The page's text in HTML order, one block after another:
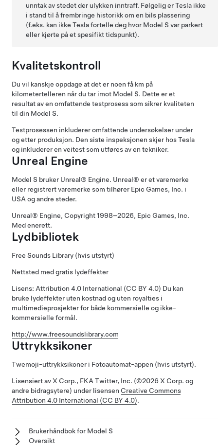
unntak av stedet der ulykken inntraff. Følgelig er Tesla ikke
i stand til å frembringe historikk om en bils plassering
(f.eks. kan ikke Tesla fortelle deg hvor Model S var parkert
eller kjørte på et spesifikt tidspunkt).
Kvalitetskontroll
Du vil kanskje oppdage at det er noen få km på
kilometertelleren når du tar imot Model S. Dette er et
resultat av en omfattende testprosess som sikrer kvaliteten
til din Model S.
Testprosessen inkluderer omfattende undersøkelser under
og etter produksjon. Den siste inspeksjonen skjer hos Tesla
og inkluderer en veitest som utføres av en tekniker.
Unreal Engine
Model S bruker Unreal® Engine. Unreal® er et varemerke
eller registrert varemerke som tilhører Epic Games, Inc. i
USA og andre steder.
Unreal® Engine, Copyright 1998–2026, Epic Games, Inc.
Med enerett.
Lydbibliotek
Free Sounds Library (hvis utstyrt)
Nettsted med gratis lydeffekter
Lisens: Attribution 4.0 International (CC BY 4.0) Du kan
bruke lydeffekter uten kostnad og uten royalties i
multimedieprosjekter for både kommersielle og ikke-
kommersielle formål.
http://www.freesoundslibrary.com
Uttrykksikoner
Twemoji-uttrykksikoner i Fotoautomat-appen (hvis utstyrt).
Lisensiert av X Corp., FKA Twitter, Inc. (©2026 X Corp. og
andre bidragsytere) under lisensen Creative Commons
Attribution 4.0 International (CC BY 4.0).
Brukerhåndbok for Model S
Oversikt